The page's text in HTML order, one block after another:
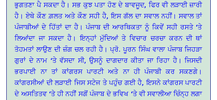
ਭੁਗਤਣਾ ਪੈ ਸਕਦਾ ਹੈ। ਸਭ ਕੁਝ ਪਤਾ ਹੋਣ ਦੇ ਬਾਵਜੂਦ, ਫਿਰ ਵੀ ਲੜਾਈ ਜ਼ਾਰੀ
ਹੈ। ਏਥੇ ਕੌਣ ਗ਼ਲਤ ਅਤੇ ਕੌਣ ਸਹੀ ਹੈ, ਇਸ ਗੱਲ ਦਾ ਸਵਾਲ ਨਹੀਂ। ਸਵਾਲ ਤਾਂ
ਪੰਜਾਬੀਆਂ ਦੇ ਹਿੱਤਾਂ ਦਾ ਹੈ। ਪੰਜਾਬ ਦੀ ਆਰਥਿਕਤਾ ਨੂੰ ਕਿਵੇਂ ਸਹੀ ਰਸਤੇ ‘ਤੇ
ਲਿਆਂਦਾ ਜਾ ਸਕਦਾ ਹੈ। ਇਨ੍ਹਾਂ ਮੁੱਦਿਆਂ ਤੇ ਵਿਚਾਰ ਚਰਚਾ ਕਰਨ ਦੀ ਥਾਂ
ਤੋਹਮਤਾਂ ਲਾਉਣ ਦੀ ਜ਼ੰਗ ਚਲ ਰਹੀ ਹੈ। ਪ੍ਰੋ. ਪੂਰਨ ਸਿੰਘ ਵਾਲਾ ਪੰਜਾਬ ਜਿਹੜਾ
ਗੁਰਾਂ ਦੇ ਨਾਮ ‘ਤੇ ਵੱਸਦਾ ਸੀ, ਉਸਨੂੰ ਦਾਗਦਾਰ ਕੀਤਾ ਜਾ ਰਿਹਾ ਹੈ। ਜਿਸਦੀ
ਭਰਪਾਈ ਨਾ ਤਾਂ ਕਾਂਗਰਸ ਪਾਰਟੀ ਅਤੇ ਨਾ ਹੀ ਪੰਜਾਬੀ ਕਰ ਸਕਣਗੇ।
ਕਾਂਗਰਸੀਆਂ ਦੀ ਲੜਾਈ ਜਿਸ ਸਟੇਜ ਤੇ ਪਹੁੰਚ ਗਈ ਹੈ, ਇਸਨੇ ਕਾਂਗਰਸ ਪਾਰਟੀ
ਦੇ ਅਸਤਿਤਵ ‘ਤੇ ਹੀ ਨਹੀਂ ਸਗੋਂ ਪੰਜਾਬ ਦੇ ਭਵਿਖ ‘ਤੇ ਵੀ ਸਵਾਲੀਆ ਚਿੰਨ੍ਹ ਲਗਾ